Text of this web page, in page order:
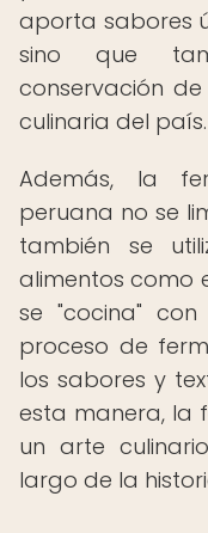
aporta sabores
sino que
conservación
culinaria del país.
Además, la
peruana no se
también se
alimentos como
se "cocina"
proceso de
los sabores y
esta manera, la
un arte
largo de la